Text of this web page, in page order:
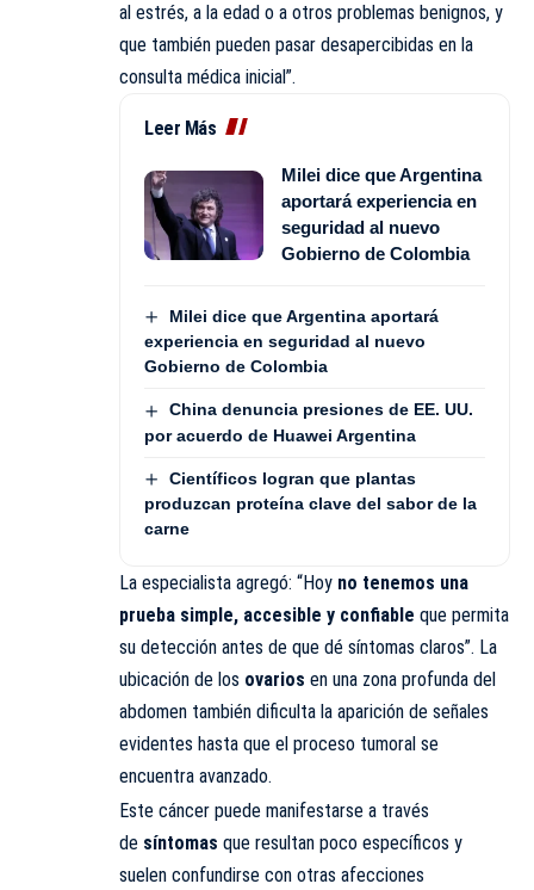
al estrés, a la edad o a otros problemas benignos, y
que también pueden pasar desapercibidas en la
consulta médica inicial”.
Leer Más
Milei dice que Argentina
aportará experiencia en
seguridad al nuevo
Gobierno de Colombia
Milei dice que Argentina aportará
experiencia en seguridad al nuevo
Gobierno de Colombia
China denuncia presiones de EE. UU.
por acuerdo de Huawei Argentina
Científicos logran que plantas
produzcan proteína clave del sabor de la
carne
La especialista agregó: “Hoy no tenemos una
prueba simple, accesible y confiable que permita
su detección antes de que dé síntomas claros”. La
ubicación de los ovarios en una zona profunda del
abdomen también dificulta la aparición de señales
evidentes hasta que el proceso tumoral se
encuentra avanzado.
Este cáncer puede manifestarse a través
de síntomas que resultan poco específicos y
suelen confundirse con otras afecciones